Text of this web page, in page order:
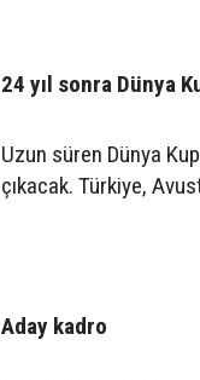
24 yıl sonra Dünya
Uzun süren Dünya
çıkacak. Türkiye,
Aday kadro